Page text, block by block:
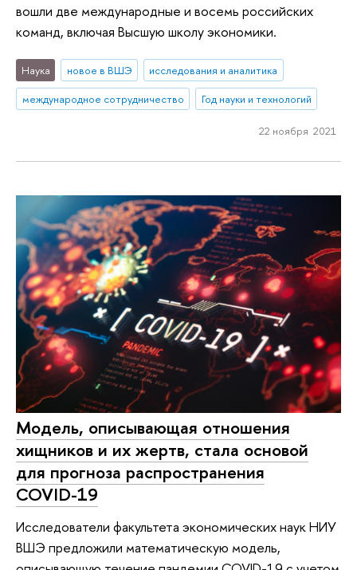
вошли две международные и восемь российских
команд, включая Высшую школу экономики.
Наука новое в ВШЭ
исследования и аналитика
международное сотрудничество
Год науки и технологий
22 ноября 2021
Модель, описывающая отношения
хищников и их жертв, стала основой
для прогноза распространения
COVID-19
Исследователи факультета экономических наук НИУ
ВШЭ предложили математическую модель,